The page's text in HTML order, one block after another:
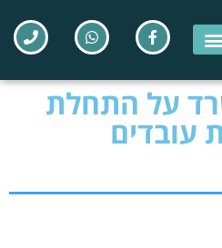
על התחלת
עובדים